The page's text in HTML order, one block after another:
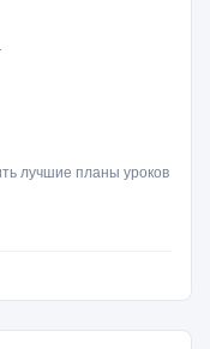
лучшие планы уроков